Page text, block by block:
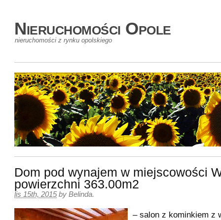
Nieruchomości Opole
nieruchomości z rynku opolskiego
Dom pod wynajem w miejscowości
powierzchni 363.00m2
lis 15th, 2015 by Belinda.
– salon z kominkiem z